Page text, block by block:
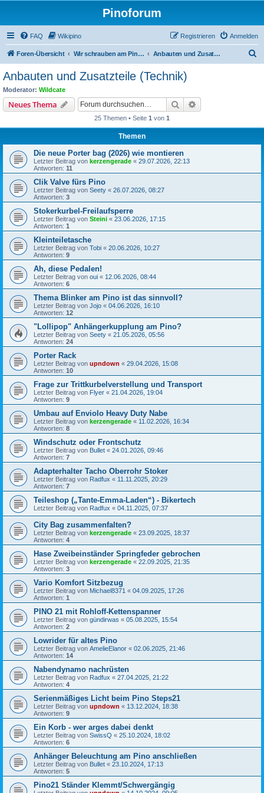
Pinoforum
FAQ Wikipino Anmelden
Registrieren
Foren-Übersicht Wir schrauben am Pino: Erfahrungen, Technik und Anbauten Anbauten und Zusatzteile (Technik)
Anbauten und Zusatzteile (Technik)
Moderator: Wildcate
Neues Thema Suche
25 Themen • Seite 1 von 1
Themen
Die neue Porter bag (2026) wie montieren
Letzter Beitrag von kerzengerade « 29.07.2026, 22:13
Antworten: 11
Clik Valve fürs Pino
Letzter Beitrag von Seety « 26.07.2026, 08:27
Antworten: 3
Stokerkurbel-Freilaufsperre
Letzter Beitrag von Steini « 23.06.2026, 17:15
Antworten: 1
Kleinteiletasche
Letzter Beitrag von Tobi « 20.06.2026, 10:27
Antworten: 9
Ah, diese Pedalen!
Letzter Beitrag von oui « 12.06.2026, 08:44
Antworten: 6
Thema Blinker am Pino ist das sinnvoll?
Letzter Beitrag von Jojo « 04.06.2026, 16:10
Antworten: 12
"Lollipop" Anhängerkupplung am Pino?
Letzter Beitrag von Seety « 21.05.2026, 05:56
Antworten: 24
Porter Rack
Letzter Beitrag von upndown « 29.04.2026, 15:08
Antworten: 10
Frage zur Trittkurbelverstellung und Transport
Letzter Beitrag von Flyer « 21.04.2026, 19:04
Antworten: 9
Umbau auf Enviolo Heavy Duty Nabe
Letzter Beitrag von kerzengerade « 11.02.2026, 16:34
Antworten: 8
Windschutz oder Frontschutz
Letzter Beitrag von Bullet « 24.01.2026, 09:46
Antworten: 7
Adapterhalter Tacho Oberrohr Stoker
Letzter Beitrag von Radfux « 11.11.2025, 20:29
Antworten: 7
Teileshop („Tante-Emma-Laden“) - Bikertech
Letzter Beitrag von Radfux « 04.11.2025, 07:37
City Bag zusammenfalten?
Letzter Beitrag von kerzengerade « 23.09.2025, 18:37
Antworten: 4
Hase Zweibeinständer Springfeder gebrochen
Letzter Beitrag von kerzengerade « 22.09.2025, 21:35
Antworten: 3
Vario Komfort Sitzbezug
Letzter Beitrag von Michael8371 « 04.09.2025, 17:26
Antworten: 1
PINO 21 mit Rohloff-Kettenspanner
Letzter Beitrag von gündirwas « 05.08.2025, 15:54
Antworten: 2
Lowrider für altes Pino
Letzter Beitrag von AmelieElanor « 02.06.2025, 21:46
Antworten: 14
Nabendynamo nachrüsten
Letzter Beitrag von Radfux « 27.04.2025, 21:22
Antworten: 4
Serienmäßiges Licht beim Pino Steps21
Letzter Beitrag von upndown « 13.12.2024, 18:38
Antworten: 9
Ein Korb - wer arges dabei denkt
Letzter Beitrag von SwissQ « 25.10.2024, 18:02
Antworten: 6
Anhänger Beleuchtung am Pino anschließen
Letzter Beitrag von Bullet « 23.10.2024, 17:13
Antworten: 5
Pino21 Ständer Klemmt/Schwergängig